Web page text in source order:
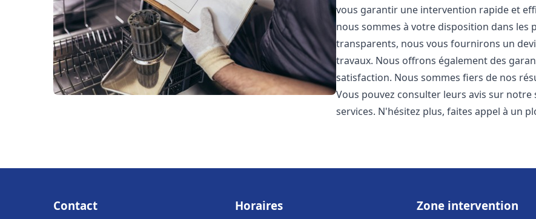
vous garantir une intervention rapide et
nous sommes à votre disposition dans
transparents, nous vous fournirons un
travaux. Nous offrons également des
satisfaction. Nous sommes fiers de nos
Vous pouvez consulter leurs avis sur
services. N'hésitez plus, faites appel à un
Contact Horaires Zone intervention